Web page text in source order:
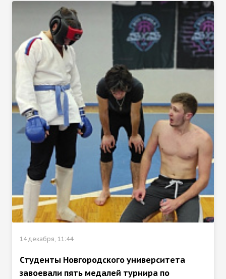
14 декабря, 11:44
Студенты Новгородского университета
завоевали пять медалей турнира по